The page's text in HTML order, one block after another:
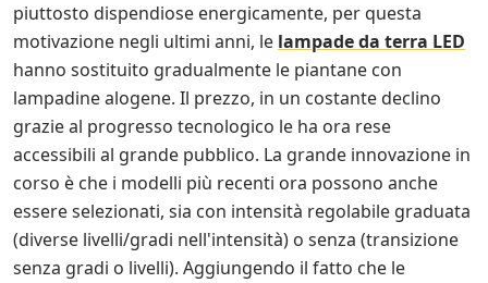
piuttosto dispendiose energicamente, per questa
motivazione negli ultimi anni, le lampade da terra LED
hanno sostituito gradualmente le piantane con
lampadine alogene. Il prezzo, in un costante declino
grazie al progresso tecnologico le ha ora rese
accessibili al grande pubblico. La grande innovazione in
corso è che i modelli più recenti ora possono anche
essere selezionati, sia con intensità regolabile graduata
(diverse livelli/gradi nell'intensità) o senza (transizione
senza gradi o livelli). Aggiungendo il fatto che le